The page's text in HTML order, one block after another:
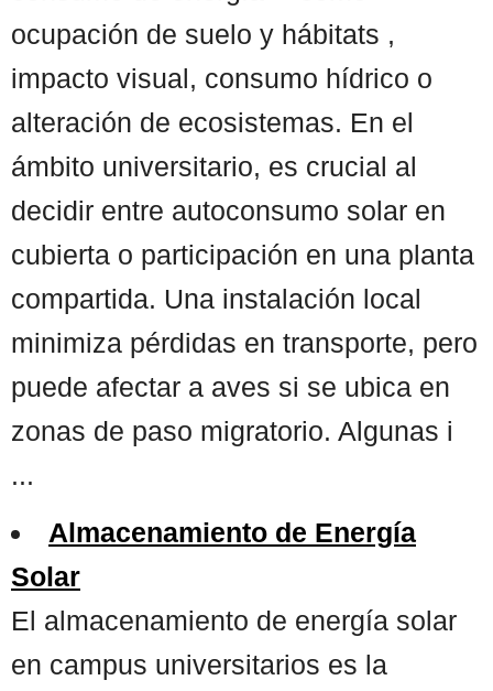
ocupación de suelo y hábitats ,
impacto visual, consumo hídrico o
alteración de ecosistemas. En el
ámbito universitario, es crucial al
decidir entre autoconsumo solar en
cubierta o participación en una planta
compartida. Una instalación local
minimiza pérdidas en transporte, pero
puede afectar a aves si se ubica en
zonas de paso migratorio. Algunas i
...
Almacenamiento de Energía
Solar
El almacenamiento de energía solar
en campus universitarios es la